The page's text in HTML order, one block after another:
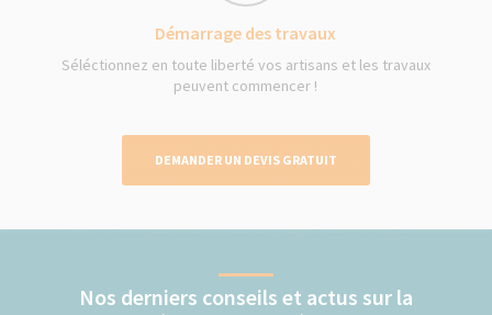
Démarrage des travaux
Séléctionnez en toute liberté vos artisans et les travaux
peuvent commencer !
DEMANDER UN DEVIS GRATUIT
Nos derniers conseils et actus sur la